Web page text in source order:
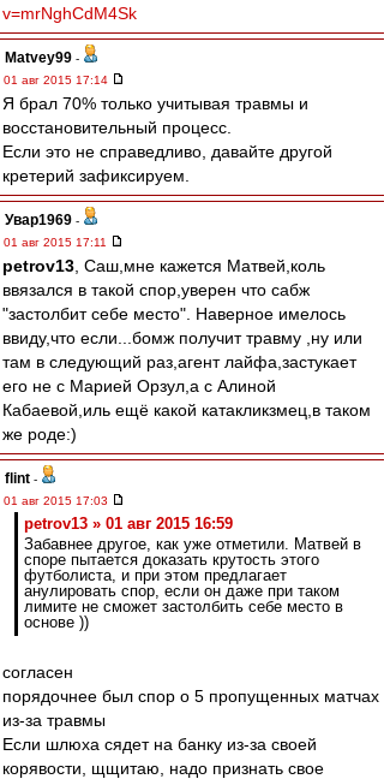
v=mrNghCdM4Sk
Matvey99 -
01 авг 2015 17:14
Я брал 70% только учитывая травмы и
восстановительный процесс.
Если это не справедливо, давайте другой
кретерий зафиксируем.
Увар1969 -
01 авг 2015 17:11
petrov13 , Саш,мне кажется Матвей,коль
ввязался в такой спор,уверен что сабж
"застолбит себе место". Наверное имелось
ввиду,что если...бомж получит травму ,ну или
там в следующий раз,агент лайфа,застукает
его не с Марией Орзул,а с Алиной
Кабаевой,иль ещё какой катакликзмец,в таком
же роде:)
flint -
01 авг 2015 17:03
petrov13 » 01 авг 2015 16:59
Забавнее другое, как уже отметили. Матвей в
споре пытается доказать крутость этого
футболиста, и при этом предлагает
анулировать спор, если он даже при таком
лимите не сможет застолбить себе место в
основе ))
согласен
порядочнее был спор о 5 пропущенных матчах
из-за травмы
Если шлюха сядет на банку из-за своей
корявости, щщитаю, надо признать свое